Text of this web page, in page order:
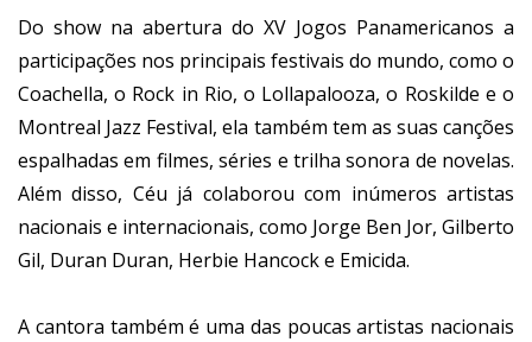
Do show na abertura do XV Jogos Panamericanos a
participações nos principais festivais do mundo, como o
Coachella, o Rock in Rio, o Lollapalooza, o Roskilde e o
Montreal Jazz Festival, ela também tem as suas canções
espalhadas em filmes, séries e trilha sonora de novelas.
Além disso, Céu já colaborou com inúmeros artistas
nacionais e internacionais, como Jorge Ben Jor, Gilberto
Gil, Duran Duran, Herbie Hancock e Emicida.
A cantora também é uma das poucas artistas nacionais